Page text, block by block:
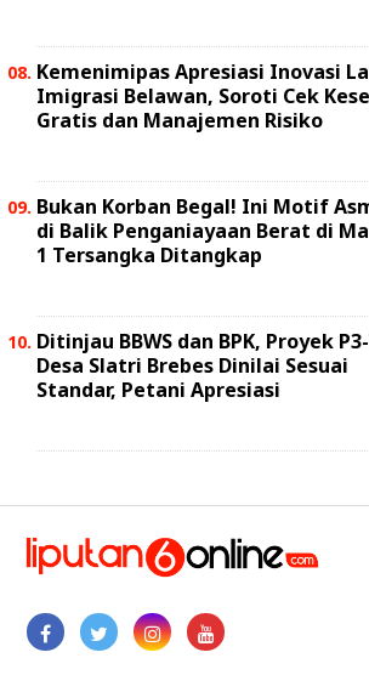
Kemenimipas Apresiasi Inovasi
Imigrasi Belawan, Soroti Cek
Gratis dan Manajemen Risiko
Bukan Korban Begal! Ini Motif
di Balik Penganiayaan Berat di
1 Tersangka Ditangkap
Ditinjau BBWS dan BPK, Proyek
Desa Slatri Brebes Dinilai Sesuai
Standar, Petani Apresiasi